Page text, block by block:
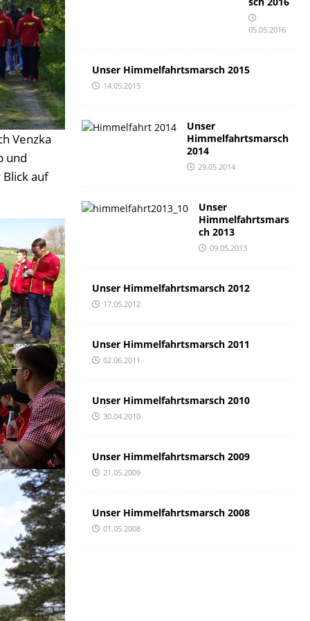
Venzka
und
auf
05.05.2016
Unser Himmelfahrtsmarsch 2015
14.05.2015
Unser
Himmelfahrtsmarsch
2014
29.05.2014
Unser
Himmelfahrtsmars
ch 2013
09.05.2013
Unser Himmelfahrtsmarsch 2012
17.05.2012
Unser Himmelfahrtsmarsch 2011
02.06.2011
Unser Himmelfahrtsmarsch 2010
30.04.2010
Unser Himmelfahrtsmarsch 2009
21.05.2009
Unser Himmelfahrtsmarsch 2008
01.05.2008